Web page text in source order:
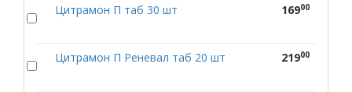
Цитрамон П таб 30 шт 16900
Цитрамон П Реневал таб 20 шт 21900